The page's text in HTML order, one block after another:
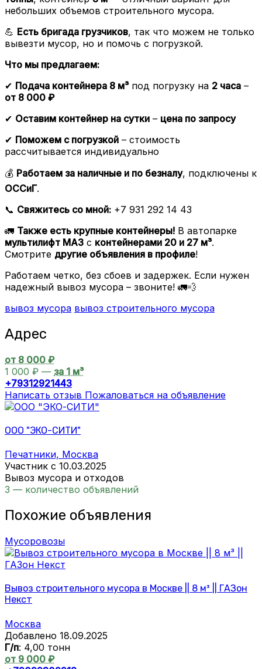
небольших объемов строительного мусора.
💪 Есть бригада грузчиков, так что можем не только
вывезти мусор, но и помочь с погрузкой.
Что мы предлагаем:
✔ Подача контейнера 8 м³под погрузку на 2 часа –
от 8 000 ₽
✔ Оставим контейнер на сутки – цена по запросу
✔ Поможем с погрузкой – стоимость
рассчитывается индивидуально
💰 Работаем за наличные и по безналу, подключены к
ОССиГ.
📞 Свяжитесь со мной: +7 931 292 14 43
🚛 Также есть крупные контейнеры! В автопарке
мультилифт МАЗ с контейнерами 20 и 27 м³.
Смотрите другие объявления в профиле!
Работаем четко, без сбоев и задержек. Если нужен
надежный вывоз мусора – звоните! 🚛💨
вывоз мусора вывоз строительного мусора
Адрес
от 8 000 ₽
1 000 ₽ — за 1 м³
+79312921443
Написать отзыв Пожаловаться на объявление
ООО "ЭКО-СИТИ"
Печатники, Москва
Участник с 10.03.2025
Вывоз мусора и отходов
3 — количество объявлений
Похожие объявления
Мусоровозы
Вывоз строительного мусора в Москве || 8 м³ || ГАЗон
Некст
Москва
Добавлено 18.09.2025
Г/п: 4,00 тонн
от 9 000 ₽